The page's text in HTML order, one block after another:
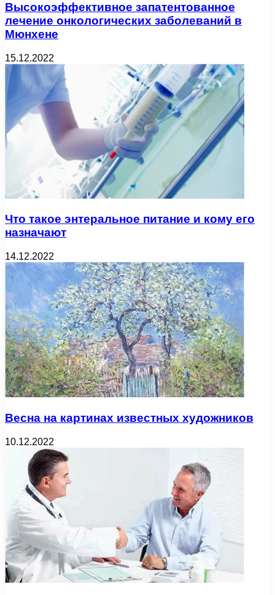
Высокоэффективное запатентованное
лечение онкологических заболеваний в
Мюнхене
15.12.2022
Что такое энтеральное питание и кому его
назначают
14.12.2022
Весна на картинах известных художников
10.12.2022